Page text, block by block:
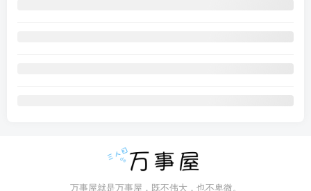
万事屋就是万事屋，既不伟大，也不卑微。